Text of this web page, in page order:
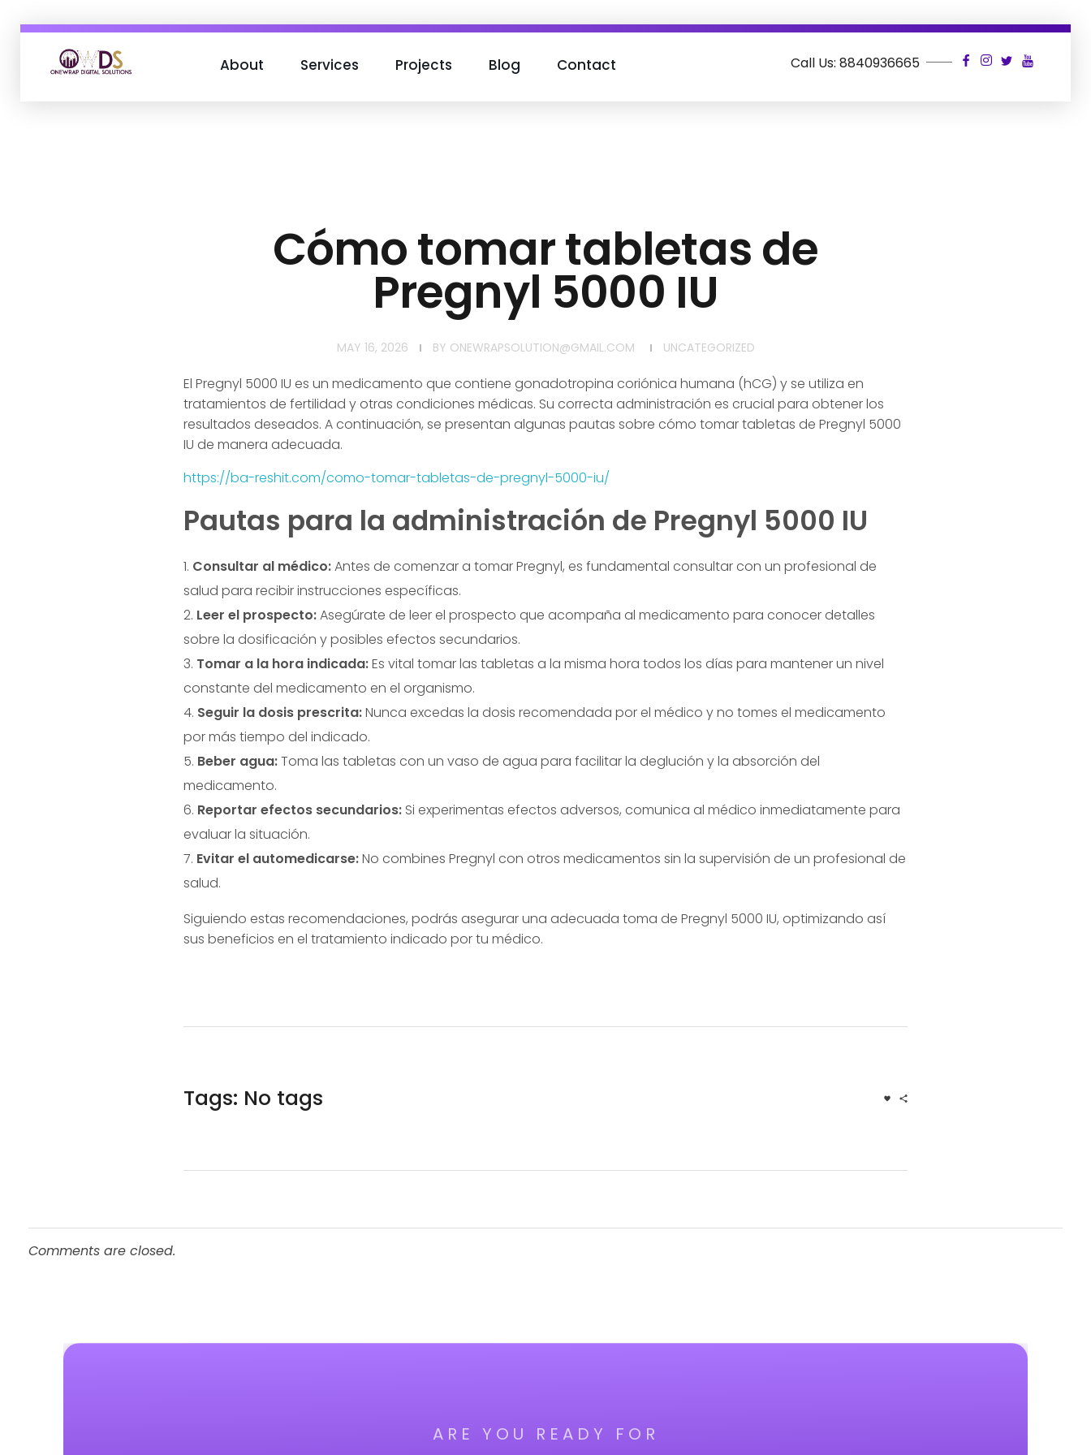
About Services Projects Blog Contact Call Us: 8840936665
Cómo tomar tabletas de
Pregnyl 5000 IU
MAY 16, 2026 BY ONEWRAPSOLUTION@GMAIL.COM UNCATEGORIZED
El Pregnyl 5000 IU es un medicamento que contiene gonadotropina coriónica humana (hCG) y se utiliza en
tratamientos de fertilidad y otras condiciones médicas. Su correcta administración es crucial para obtener los
resultados deseados. A continuación, se presentan algunas pautas sobre cómo tomar tabletas de Pregnyl 5000
IU de manera adecuada.
https://ba-reshit.com/como-tomar-tabletas-de-pregnyl-5000-iu/
Pautas para la administración de Pregnyl 5000 IU
Consultar al médico:Antes de comenzar a tomar Pregnyl, es fundamental consultar con un profesional de
salud para recibir instrucciones específicas.
Leer el prospecto:Asegúrate de leer el prospecto que acompaña al medicamento para conocer detalles
sobre la dosificación y posibles efectos secundarios.
Tomar a la hora indicada:Es vital tomar las tabletas a la misma hora todos los días para mantener un nivel
constante del medicamento en el organismo.
Seguir la dosis prescrita:Nunca excedas la dosis recomendada por el médico y no tomes el medicamento
por más tiempo del indicado.
Beber agua:Toma las tabletas con un vaso de agua para facilitar la deglución y la absorción del
medicamento.
Reportar efectos secundarios: Si experimentas efectos adversos, comunica al médico inmediatamente para
evaluar la situación.
Evitar el automedicarse:No combines Pregnyl con otros medicamentos sin la supervisión de un profesional de
salud.
Siguiendo estas recomendaciones, podrás asegurar una adecuada toma de Pregnyl 5000 IU, optimizando así
sus beneficios en el tratamiento indicado por tu médico.
Tags: No tags
Comments are closed.
ARE YOU READY FOR